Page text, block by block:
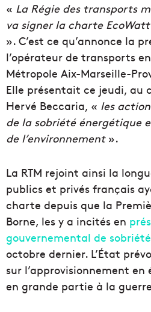
« La Régie des transports
va signer la charte
». C’est ce qu’annonce la
l’opérateur de transports
Métropole Aix-Marseille-
Elle présentait ce jeudi, au
Hervé Beccaria, « les
de la sobriété énergétique
de l’environnement».
La RTM rejoint ainsi la
publics et privés français
charte depuis que la
Borne, les y a incités en
gouvernemental de
octobre dernier. L’État
sur l’approvisionnement
en grande partie à la